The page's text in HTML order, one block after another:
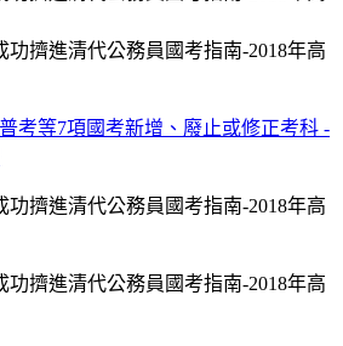
考等7項國考新增、廢止或修正考科 -